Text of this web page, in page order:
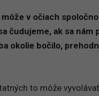
v očiach
čudujeme, ak sa nám
okolie bočilo,
to môže